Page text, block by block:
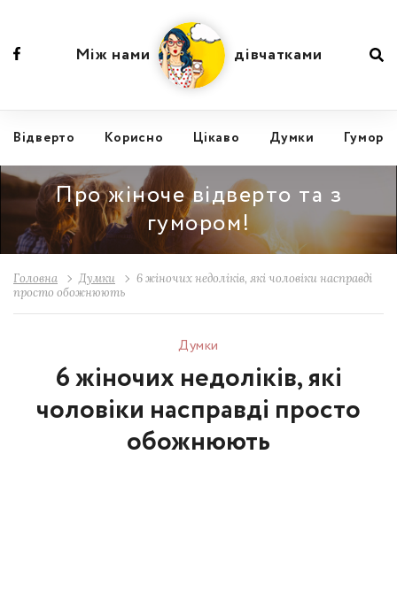
Відвертo Корисно Цікаво Думки Гумор
Між нами дівчатками
Про жіноче відверто та з
гумором!
Головна Думки
6 жіночих недоліків, які чоловіки насправді
просто обожнюють
Думки
6 жіночих недоліків, які
чоловіки насправді просто
обожнюють